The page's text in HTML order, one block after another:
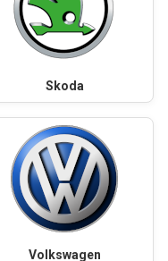
Skoda
Volkswagen